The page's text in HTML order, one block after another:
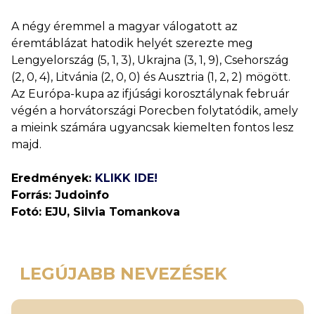
A négy éremmel a magyar válogatott az
éremtáblázat hatodik helyét szerezte meg
Lengyelország (5, 1, 3), Ukrajna (3, 1, 9), Csehország
(2, 0, 4), Litvánia (2, 0, 0) és Ausztria (1, 2, 2) mögött.
Az Európa-kupa az ifjúsági korosztálynak február
végén a horvátországi Porecben folytatódik, amely
a mieink számára ugyancsak kiemelten fontos lesz
majd.
Eredmények: KLIKK IDE!
Forrás: Judoinfo
Fotó: EJU, Silvia Tomankova
LEGÚJABB NEVEZÉSEK